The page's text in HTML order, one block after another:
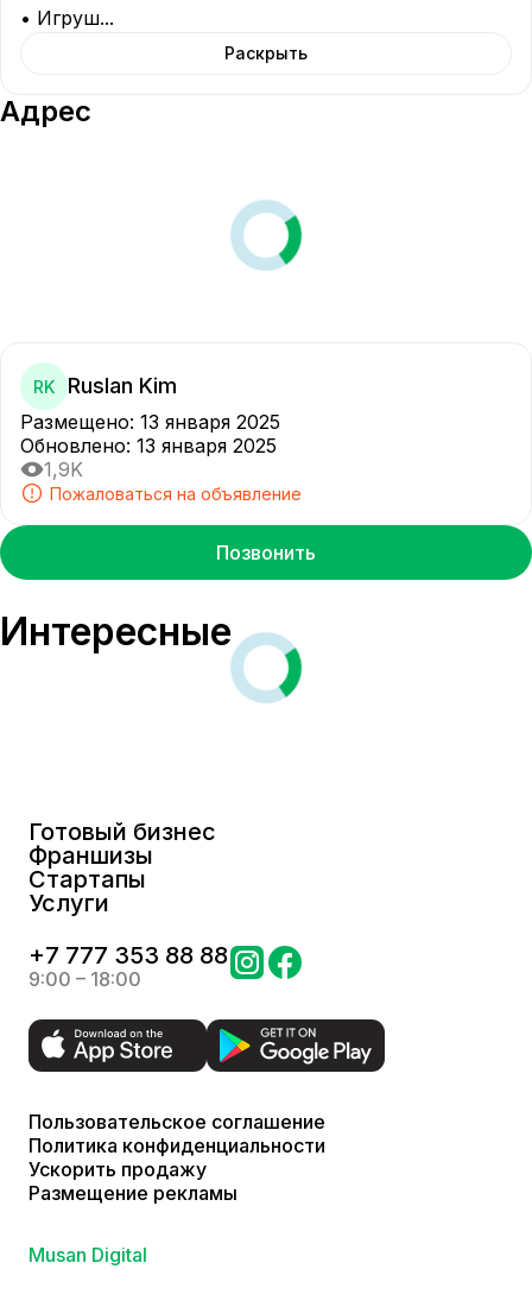
• Игруш...
Раскрыть
Адрес
RK Ruslan Kim
Размещено: 13 января 2025
Обновлено: 13 января 2025
1,9K
Пожаловаться на объявление
Позвонить
Интересные
Готовый бизнес
Франшизы
Стартапы
Услуги
+7 777 353 88 88
9:00 – 18:00
Пользовательское соглашение
Политика конфиденциальности
Ускорить продажу
Размещение рекламы
Musan Digital